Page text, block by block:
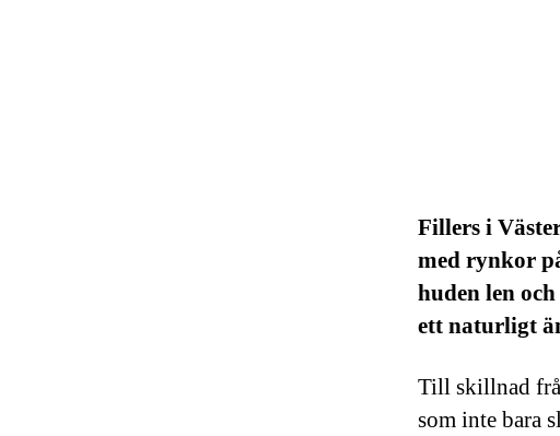
Fillers i
med rynkor
huden len
ett naturligt
Till skillnad
som inte bara